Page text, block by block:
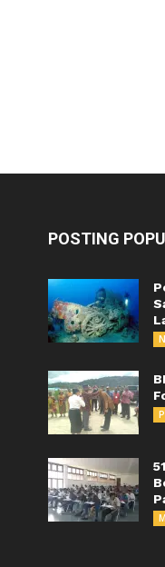
POSTING